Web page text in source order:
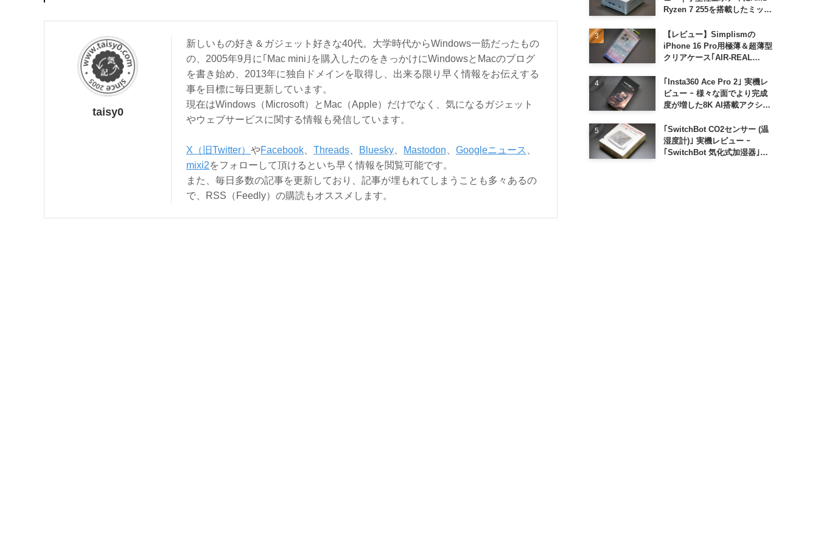
taisy0
新しいもの好き＆ガジェット好きな40代。大学時代からWindows一筋だったもの
の、2005年9月に｢Mac mini｣を購入したのをきっかけにWindowsとMacのブログ
を書き始め、2013年に独自ドメインを取得し、出来る限り早く情報をお伝えする
事を目標に毎日更新しています。
現在はWindows（Microsoft）とMac（Apple）だけでなく、気になるガジェット
やウェブサービスに関する情報も発信しています。
X（旧Twitter） やFacebook Threads Bluesky Mastodon Googleニュース
mixi2をフォローして頂けるといち早く情報を閲覧可能です。
また、毎日多数の記事を更新しており、記事が埋もれてしまうことも多々あるの
で、RSS（Feedly）の購読もオススメします。
Ryzen 7 255を搭載したミッド
【レビュー】Simplismの
iPhone 16 Pro用極薄＆超薄型
クリアケース｢AIR-REAL
｢Insta360 Ace Pro 2｣ 実機レ
ビュー ｰ 様々な面でより完成
度が増した8K AI搭載アクショ
｢SwitchBot CO2センサー (温
湿度計)｣ 実機レビュー ｰ
｢SwitchBot 気化式加湿器｣と